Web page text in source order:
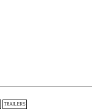
TRAILERS